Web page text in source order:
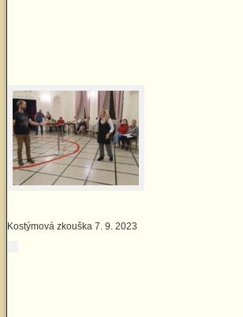
Kostýmová zkouška 7. 9. 2023